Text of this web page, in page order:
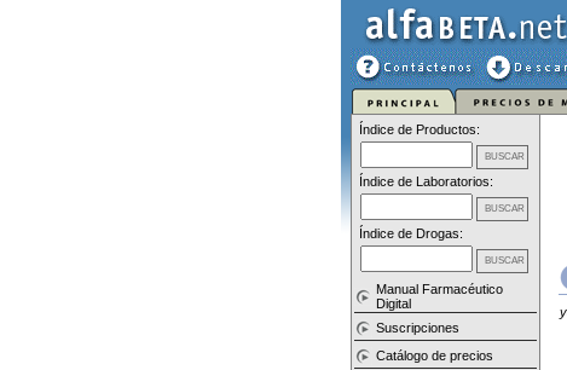
Índice de Productos:
Índice de Laboratorios:
Índice de Drogas:
Manual Farmacéutico
Digital
Suscripciones
Catálogo de precios